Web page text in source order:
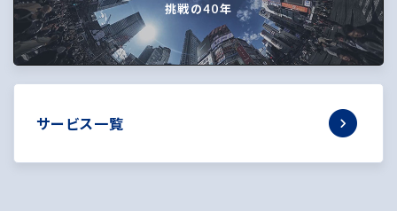
挑戦の40年
サービス一覧